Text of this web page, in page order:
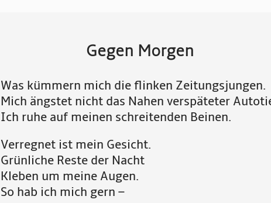
Gegen Morgen
Was kümmern mich die flinken Zeitungsjungen.
Mich ängstet nicht das Nahen verspäteter
Ich ruhe auf meinen schreitenden Beinen.
Verregnet ist mein Gesicht.
Grünliche Reste der Nacht
Kleben um meine Augen.
So hab ich mich gern –